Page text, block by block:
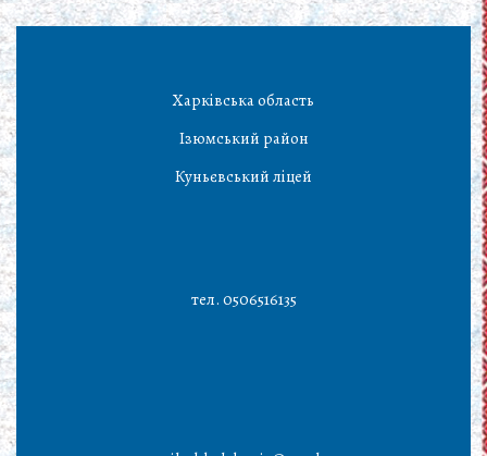
Харківська область
Ізюмський район
Куньєвський ліцей
тел. 0506516135